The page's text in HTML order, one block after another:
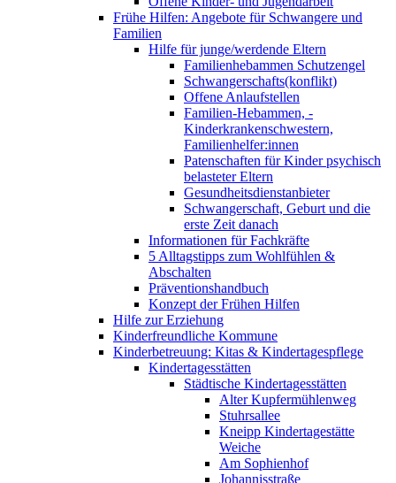
Frühe Hilfen: Angebote für Schwangere und
Familien
Hilfe für junge/werdende Eltern
Familienhebammen Schutzengel
Schwangerschafts(konflikt)
Offene Anlaufstellen
Familien-Hebammen, -
Kinderkrankenschwestern,
Familienhelfer:innen
Patenschaften für Kinder psychisch
belasteter Eltern
Gesundheitsdienstanbieter
Schwangerschaft, Geburt und die
erste Zeit danach
Informationen für Fachkräfte
5 Alltagstipps zum Wohlfühlen &
Abschalten
Präventionshandbuch
Konzept der Frühen Hilfen
Hilfe zur Erziehung
Kinderfreundliche Kommune
Kinderbetreuung: Kitas & Kindertagespflege
Kindertagesstätten
Städtische Kindertagesstätten
Alter Kupfermühlenweg
Stuhrsallee
Kneipp Kindertagestätte
Weiche
Am Sophienhof
Johannisstraße